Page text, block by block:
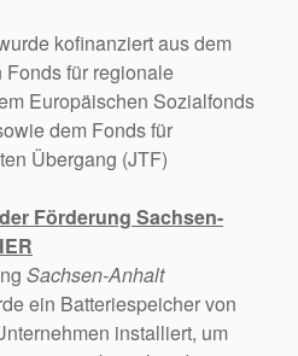
kofinanziert aus dem
für regionale
Europäischen Sozialfonds
dem Fonds für
Übergang (JTF)
Förderung Sachsen-
Sachsen-Anhalt
ein Batteriespeicher von
installiert, um